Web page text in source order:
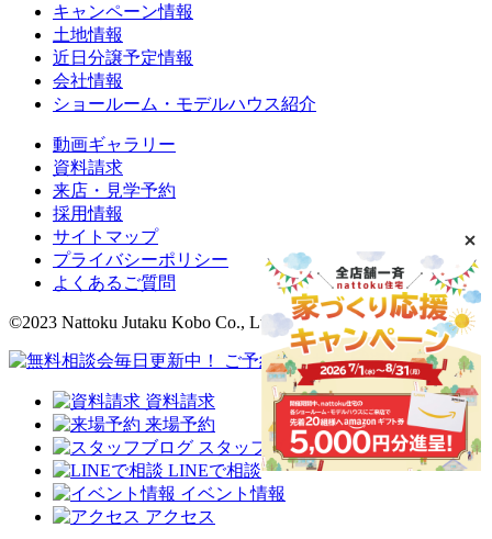
キャンペーン情報
土地情報
近日分譲予定情報
会社情報
ショールーム・モデルハウス紹介
動画ギャラリー
資料請求
来店・見学予約
採用情報
サイトマップ
プライバシーポリシー
よくあるご質問
©2023 Nattoku Jutaku Kobo Co., Ltd.
資料請求
来場予約
スタッフブログ
LINEで相談
イベント情報
アクセス